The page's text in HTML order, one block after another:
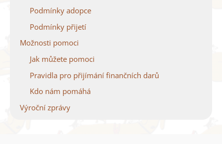
Podmínky adopce
Podmínky přijetí
Možnosti pomoci
Jak můžete pomoci
Pravidla pro přijímání finančních darů
Kdo nám pomáhá
Výroční zprávy